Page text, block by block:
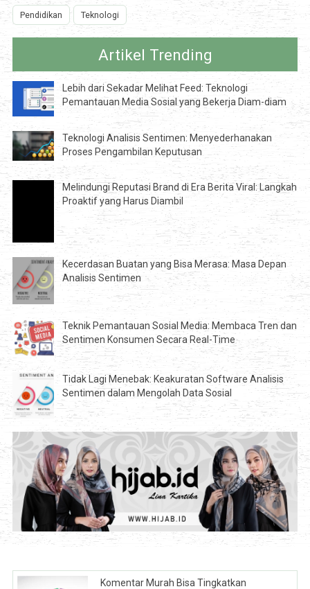
Pendidikan Teknologi
Artikel Trending
Lebih dari Sekadar Melihat Feed: Teknologi
Pemantauan Media Sosial yang Bekerja Diam-diam
Teknologi Analisis Sentimen: Menyederhanakan
Proses Pengambilan Keputusan
Melindungi Reputasi Brand di Era Berita Viral: Langkah
Proaktif yang Harus Diambil
Kecerdasan Buatan yang Bisa Merasa: Masa Depan
Analisis Sentimen
Teknik Pemantauan Sosial Media: Membaca Tren dan
Sentimen Konsumen Secara Real-Time
Tidak Lagi Menebak: Keakuratan Software Analisis
Sentimen dalam Mengolah Data Sosial
Komentar Murah Bisa Tingkatkan